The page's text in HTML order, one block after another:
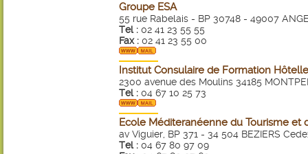
Groupe ESA
55 rue Rabelais - BP 30748 - 49007
Tel : 02 41 23 55 55
Fax : 02 41 23 55 00
Institut Consulaire de Formation
2300 avenue des Moulins 34185
Tel : 04 67 10 25 73
Ecole Méditeranéenne du Tourisme et
av Viguier, BP 371 - 34 504 BEZIERS
Tel : 04 67 80 97 09